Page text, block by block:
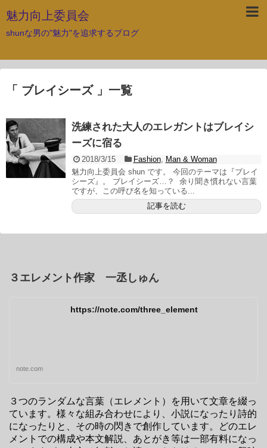
魅力向上委員会
shunな男の"魅力"を追求するブログ
「 ブレイシーズ 」一覧
洗練された大人のエレガントはブレイシ
ーズに宿る
2018/3/15 Fashion,
Man & Woman
魅力向上委員会 shun です。 今回のテーマは『ブレイ
シーズ』。 ブレイシーズ…？ 余り聞き慣れない言葉
ですが、この呼び名を知っている...
記事を読む
３エレメント作家 一丞しゅん
https://note.com/three_element
note.com
３つのランダムな言葉（エレメント）を用いて文章を綴っ
ています。様々な組み合わせにより、小説になったり詩的
になったりと、その時の閃きで創作しています。どのエレ
メントでの構成や本文解説、あとがき等は一部有料になっ